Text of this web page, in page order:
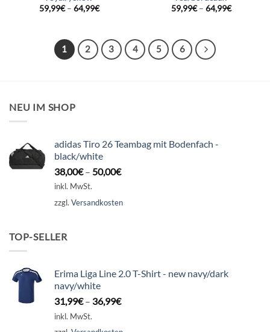
59,99€– 64,99€
59,99€– 64,99€
1 2 3 4 5 6
NEU IM SHOP
adidas Tiro 26 Teambag mit Bodenfach -
black/white
38,00€– 50,00€
inkl. MwSt.
zzgl. Versandkosten
TOP-SELLER
Erima Liga Line 2.0 T-Shirt - new navy/dark
navy/white
31,99€– 36,99€
inkl. MwSt.